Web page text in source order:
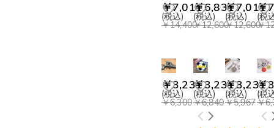
￥7,011
(税込)
￥14,400
￥6,831
(税込)
￥12,600
￥7,011
(税込)
￥12,600
￥
(税
￥
￥3,231
(税込)
￥6,300
￥3,231
(税込)
￥6,840
￥3,231
(税込)
￥5,967
￥
(税
￥